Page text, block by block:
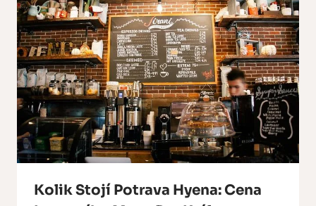
Kolik Stojí Potrava Hyena: Cena